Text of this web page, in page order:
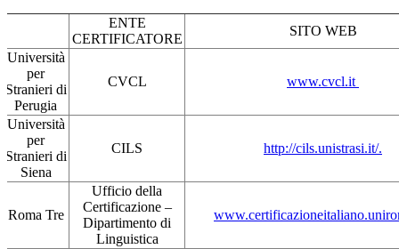
ENTE
CERTIFICATORE
SITO WEB
Università
per
Stranieri di
Perugia
CVCL www.cvcl.it
Università
per
Stranieri di
Siena
CILS http://cils.unistrasi.it/.
Roma Tre
Ufficio della
Certificazione –
Dipartimento di
Linguistica